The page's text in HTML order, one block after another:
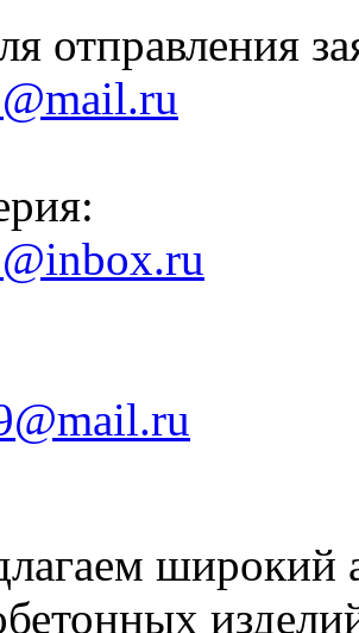
отправления
широкий